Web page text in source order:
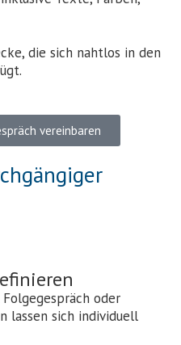
die sich nahtlos in den
vereinbaren
oder
lassen sich individuell